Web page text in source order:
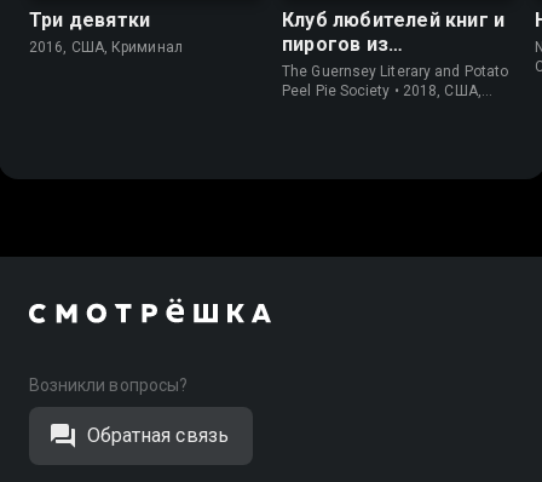
Три девятки
2016, США, Криминал
Клуб любителей книг и
пирогов из
картофельных
очистков
The Guernsey Literary and Potato
Peel Pie Society • 2018, США,
Возникли вопросы?
Обратная связь